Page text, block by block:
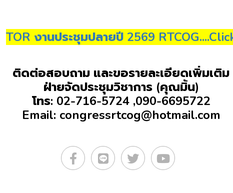
TOR งานประชุมปลายปี 2569
ติดต่อสอบถาม และขอรายละเอียดเพิ่มเติม
ฝ่ายจัดประชุมวิชาการ (คุณมิ้น)
โทร: 02-716-5724 ,090-6695722
Email: congressrtcog@hotmail.com